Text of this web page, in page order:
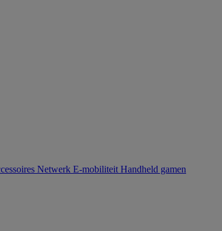
Netwerk E-mobiliteit Handheld gamen